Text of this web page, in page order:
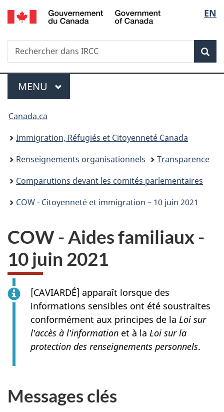
Passer
au
Passer
à
du
Passer
à
simplifiée
de
la
EN
Recherche
Rechercher
dans
Menu
MENU PRINCIPAL
Vous
êtes
ici :
Canada.ca
Immigration, Réfugiés et Citoyenneté Canada
Renseignements organisationnels
Transparence
Comparutions devant les comités parlementaires
COW - Citoyenneté et immigration – 10 juin 2021
COW - Aides familiaux -
10 juin 2021
[CAVIARDÉ] apparaît lorsque des
informations sensibles ont été soustraites
conformément aux principes de la Loi sur
l'accès à l'information et à la Loi sur la
protection des renseignements personnels.
Messages clés